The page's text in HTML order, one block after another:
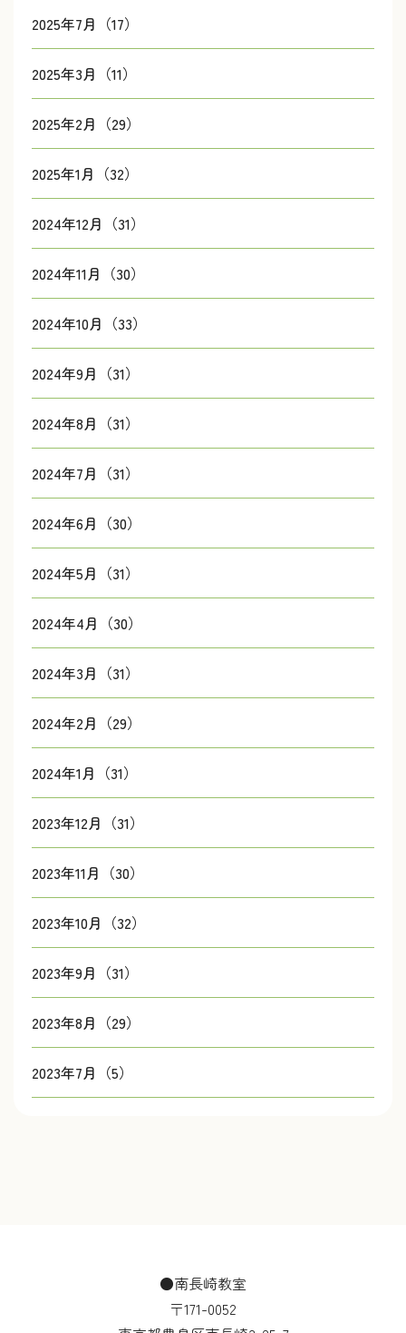
2025年7月（17）
2025年3月（11）
2025年2月（29）
2025年1月（32）
2024年12月（31）
2024年11月（30）
2024年10月（33）
2024年9月（31）
2024年8月（31）
2024年7月（31）
2024年6月（30）
2024年5月（31）
2024年4月（30）
2024年3月（31）
2024年2月（29）
2024年1月（31）
2023年12月（31）
2023年11月（30）
2023年10月（32）
2023年9月（31）
2023年8月（29）
2023年7月（5）
●南長崎教室
〒171-0052